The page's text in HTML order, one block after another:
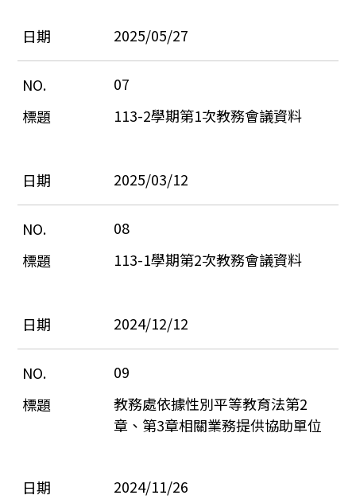
2025/05/27
07
113-2學期第1次教務會議資料
2025/03/12
08
113-1學期第2次教務會議資料
2024/12/12
09
教務處依據性別平等教育法第2
章、第3章相關業務提供協助單位
2024/11/26